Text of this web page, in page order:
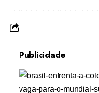
Publicidade